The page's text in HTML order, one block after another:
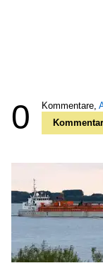
0 Kommentare,